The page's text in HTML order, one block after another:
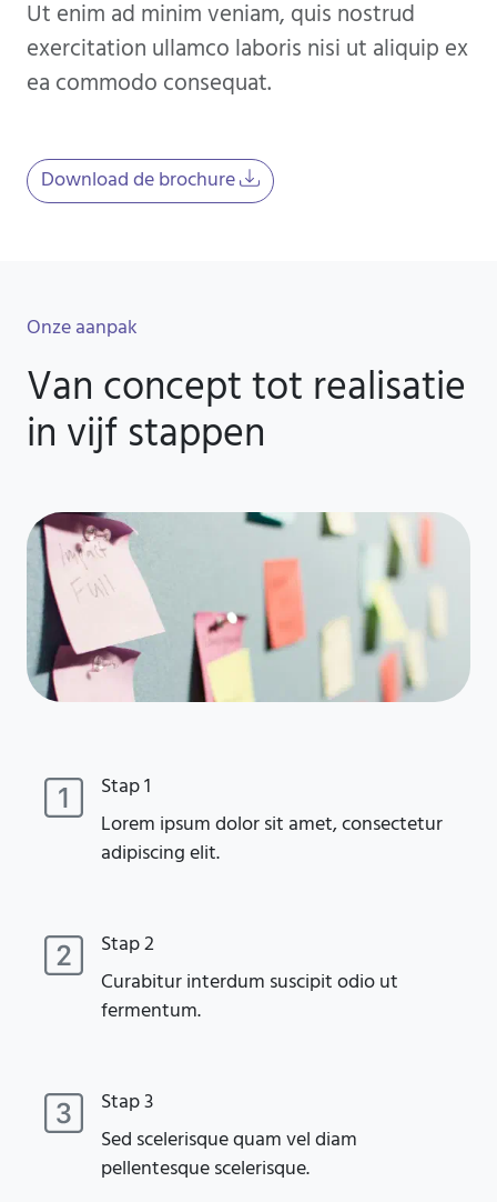
Ut enim ad minim veniam, quis nostrud
exercitation ullamco laboris nisi ut aliquip ex
ea commodo consequat.
Download de brochure
Onze aanpak
Van concept tot realisatie
in vijf stappen
Stap 1
Lorem ipsum dolor sit amet, consectetur
adipiscing elit.
Stap 2
Curabitur interdum suscipit odio ut
fermentum.
Stap 3
Sed scelerisque quam vel diam
pellentesque scelerisque.